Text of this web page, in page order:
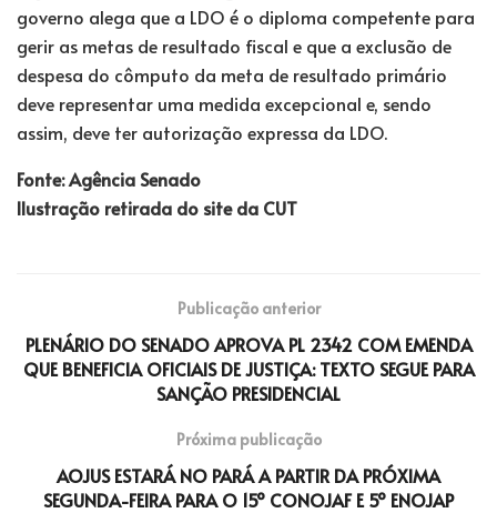
governo alega que a LDO é o diploma competente para
gerir as metas de resultado fiscal e que a exclusão de
despesa do cômputo da meta de resultado primário
deve representar uma medida excepcional e, sendo
assim, deve ter autorização expressa da LDO.
Fonte: Agência Senado
Ilustração retirada do site da CUT
Publicação anterior
PLENÁRIO DO SENADO APROVA PL 2342 COM EMENDA
QUE BENEFICIA OFICIAIS DE JUSTIÇA: TEXTO SEGUE PARA
SANÇÃO PRESIDENCIAL
Próxima publicação
AOJUS ESTARÁ NO PARÁ A PARTIR DA PRÓXIMA
SEGUNDA-FEIRA PARA O 15º CONOJAF E 5º ENOJAP